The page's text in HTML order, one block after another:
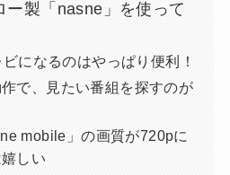
ー製「nasne」を使って
になるのはやっぱり便利！
で、見たい番組を探すのが
mobile」の画質が720pに
しい